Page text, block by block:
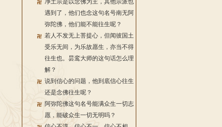
净土宗是以念佛为主，其他宗派也
遇到了，他们也念这句名号南无阿
弥陀佛，他们能不能往生呢？
若人不发无上菩提心，但闻彼国土
受乐无间，为乐故愿生，亦当不得
往生也。昙鸾大师的这句话怎么理
解？
说到信心的问题，他到底信心往生
还是念佛往生呢？
阿弥陀佛这句名号能满众生一切志
愿，能破众生一切无明吗？